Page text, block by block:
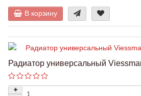
В корзину
Радиатор универсальный